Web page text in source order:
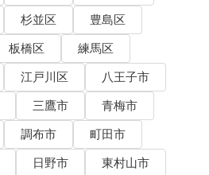
杉並区
豊島区
板橋区
練馬区
江戸川区
八王子市
三鷹市
青梅市
調布市
町田市
日野市
東村山市